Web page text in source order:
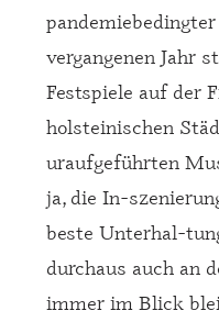
vergangenen Jahr
Festspiele auf der
holsteinischen
uraufgeführten
ja, die In-
beste Unterhal-
durchaus auch an
immer im Blick